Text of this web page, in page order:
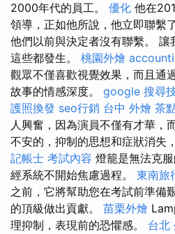
2000年代的員工。 優化 他在
領導，正如他所說，他立即聯繫
他們以前與決定者沒有聯繫。
這些都發生。 桃園外燴
觀眾不僅喜歡視覺效果，而且通
故事的情感深度。 google 搜尋
護照換發 seo行銷 台中 外燴 茶
人興奮，因為演員不僅有才華，
不安的，抑制的思想和症狀消失
記帳士 考試內容 燈籠是無法克
經系統不開始焦慮過程。 東南旅
之前，它將幫助您在考試前準備
的頂級做出貢獻。 苗栗外燴
理抑制，表現前的恐懼感。 台北